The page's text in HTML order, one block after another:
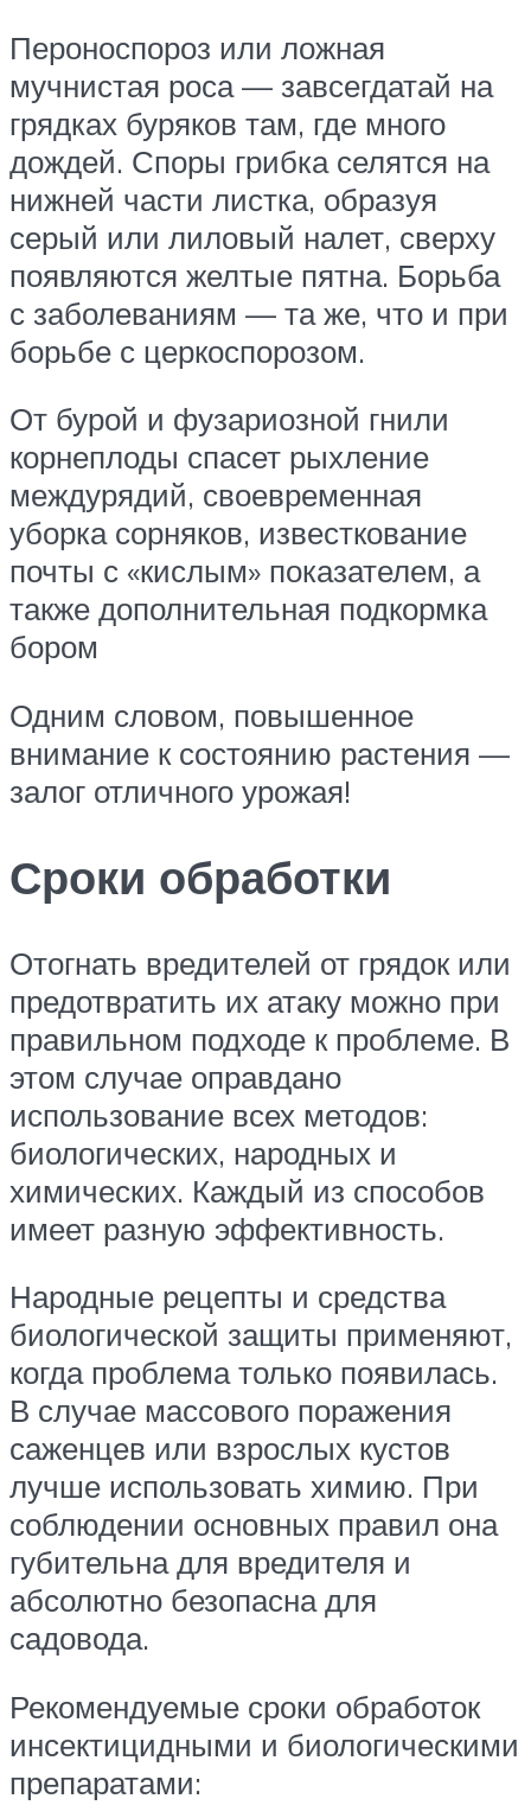
Пероноспороз или ложная
мучнистая роса — завсегдатай на
грядках буряков там, где много
дождей. Споры грибка селятся на
нижней части листка, образуя
серый или лиловый налет, сверху
появляются желтые пятна. Борьба
с заболеваниям — та же, что и при
борьбе с церкоспорозом.
От бурой и фузариозной гнили
корнеплоды спасет рыхление
междурядий, своевременная
уборка сорняков, известкование
почты с «кислым» показателем, а
также дополнительная подкормка
бором
Одним словом, повышенное
внимание к состоянию растения —
залог отличного урожая!
Сроки обработки
Отогнать вредителей от грядок или
предотвратить их атаку можно при
правильном подходе к проблеме. В
этом случае оправдано
использование всех методов:
биологических, народных и
химических. Каждый из способов
имеет разную эффективность.
Народные рецепты и средства
биологической защиты применяют,
когда проблема только появилась.
В случае массового поражения
саженцев или взрослых кустов
лучше использовать химию. При
соблюдении основных правил она
губительна для вредителя и
абсолютно безопасна для
садовода.
Рекомендуемые сроки обработок
инсектицидными и биологическими
препаратами: